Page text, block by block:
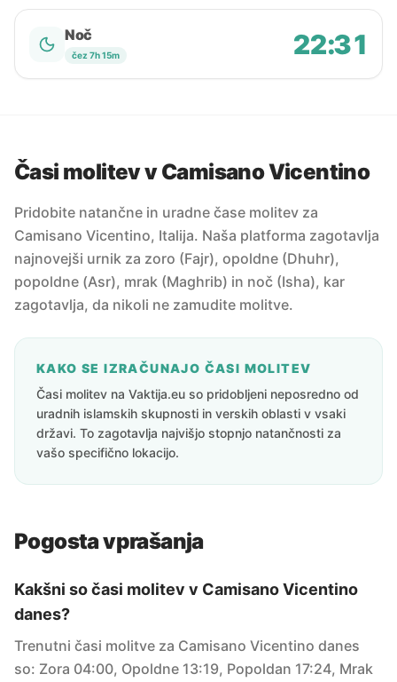
Noč
čez 7h 15m 22:31
Časi molitev v Camisano Vicentino
Pridobite natančne in uradne čase molitev za
Camisano Vicentino, Italija. Naša platforma zagotavlja
najnovejši urnik za zoro (Fajr), opoldne (Dhuhr),
popoldne (Asr), mrak (Maghrib) in noč (Isha), kar
zagotavlja, da nikoli ne zamudite molitve.
KAKO SE IZRAČUNAJO ČASI MOLITEV
Časi molitev na Vaktija.eu so pridobljeni neposredno od
uradnih islamskih skupnosti in verskih oblasti v vsaki
državi. To zagotavlja najvišjo stopnjo natančnosti za
vašo specifično lokacijo.
Pogosta vprašanja
Kakšni so časi molitev v Camisano Vicentino
danes?
Trenutni časi molitve za Camisano Vicentino danes
so: Zora 04:00, Opoldne 13:19, Popoldan 17:24, Mrak